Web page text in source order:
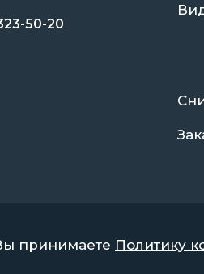
50-20
принимаете Политику